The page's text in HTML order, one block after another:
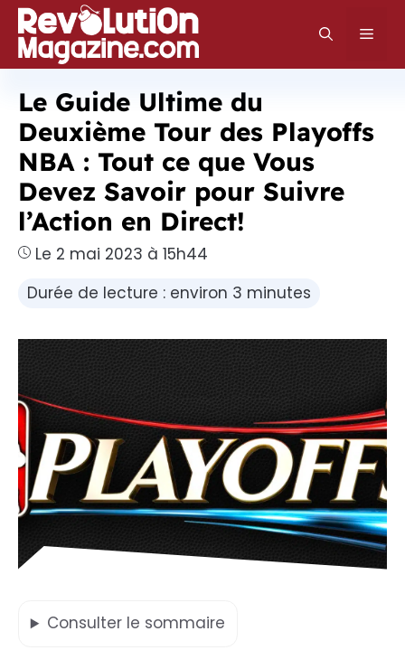
Aller
au
contenu
Le Guide Ultime du
Deuxième Tour des Playoffs
NBA : Tout ce que Vous
Devez Savoir pour Suivre
l’Action en Direct!
Le 2 mai 2023 à 15h44
Durée de lecture : environ 3 minutes
Consulter le sommaire